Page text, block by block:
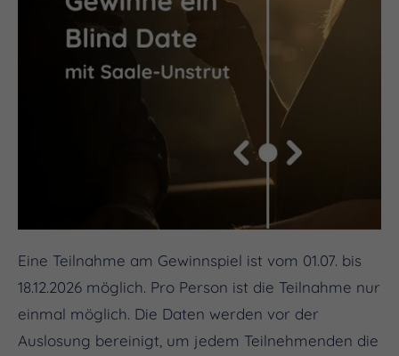
Eine Teilnahme am Gewinnspiel ist vom 01.07. bis
18.12.2026 möglich. Pro Person ist die Teilnahme nur
einmal möglich. Die Daten werden vor der
Auslosung bereinigt, um jedem Teilnehmenden die